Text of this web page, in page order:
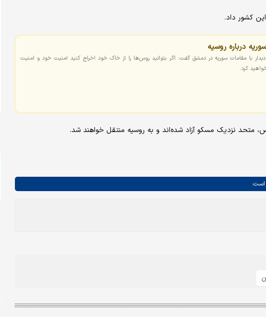
درباره روسیه
دیدار با مقامات سوریه در دمشق گفت: اگر بتوانید روس‌ها را از خاک خود اخراج کنید امنیت خود و امنیت
کرد.
متحد نزدیک مسکو آزاد شده‌اند و به روسیه منتقل خواهند شد.
است.